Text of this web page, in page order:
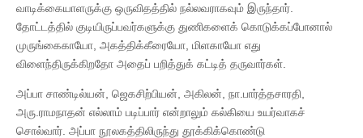
வாடிக்கையாளருக்கு ஒருவிதத்தில் நல்லவராகவும் இருந்தார்.
தோட்டத்தில் குடியிருப்பவர்களுக்கு துணிகளைக் கொடுக்கப்போனால்
முருங்கைகாயோ, அகத்திக்கீரையோ, மிளகாயோ எது
விளைந்திருக்கிறதோ அதைப் பறித்துக் கட்டித் தருவார்கள்.
அப்பா சாண்டில்யன், ஜெகசிற்பியன், அகிலன், நா.பார்த்தசாரதி,
அரு.ராமநாதன் எல்லாம் படிப்பார் என்றாலும் கல்கியை உயர்வாகச்
சொல்வார். அப்பா நூலகத்திலிருந்து தூக்கிக்கொண்டு